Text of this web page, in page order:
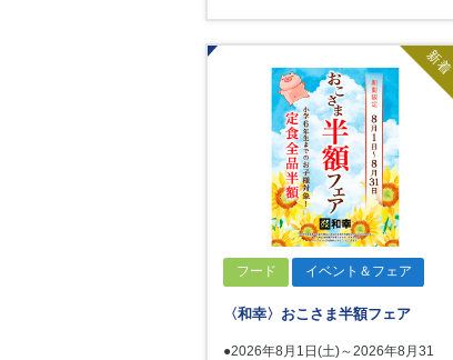
新着
フード イベント＆フェア
〈和幸〉おこさま半額フェア
●2026年8月1日(土)～2026年8月31